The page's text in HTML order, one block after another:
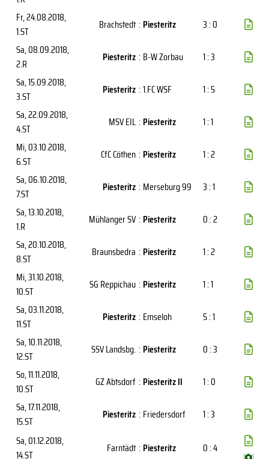
Fr, 24.08.2018,
1.ST
Brachstedt : Piesteritz
3 : 0
Sa, 08.09.2018,
2.R
Piesteritz : B-W Zorbau
1 : 3
Sa, 15.09.2018,
3.ST
Piesteritz :1.FC WSF
1 : 5
Sa, 22.09.2018,
4.ST
MSV EIL : Piesteritz
1 : 1
Mi, 03.10.2018,
6.ST
CfC Cöthen : Piesteritz
1 : 2
Sa, 06.10.2018,
7.ST
Piesteritz : Merseburg 99
3 : 1
Sa, 13.10.2018,
1.R
Mühlanger SV : Piesteritz
0 : 2
Sa, 20.10.2018,
8.ST
Braunsbedra : Piesteritz
1 : 2
Mi, 31.10.2018,
10.ST
SG Reppichau : Piesteritz
1 : 1
Sa, 03.11.2018,
11.ST
Piesteritz : Emseloh
5 : 1
Sa, 10.11.2018,
12.ST
SSV Landsbg. : Piesteritz
0 : 3
So, 11.11.2018,
10.ST
GZ Abtsdorf : Piesteritz II
1 : 0
Sa, 17.11.2018,
15.ST
Piesteritz : Friedersdorf
1 : 3
Sa, 01.12.2018,
14.ST
Farntädt : Piesteritz 0 : 4